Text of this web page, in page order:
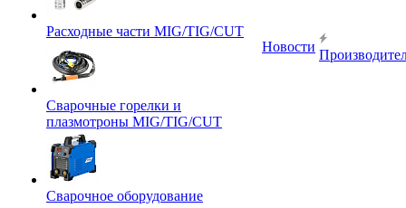
Расходные части MIG/TIG/CUT
Сварочные горелки и
плазмотроны MIG/TIG/CUT
Сварочное оборудование
Новости